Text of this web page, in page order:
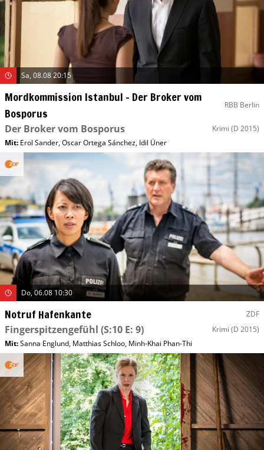
Sa, 08.08 20:15
Mordkommission Istanbul – Der Broker vom
Bosporus
RBB Berlin
Der Broker vom Bosporus Krimi (D 2015)
Mit: Erol Sander,Oscar Ortega Sánchez, Idil Üner
Do, 06.08 10:30
Notruf Hafenkante ZDF
Fingerspitzengefühl (S:10 E: 9) Krimi (D 2015)
Mit:Sanna Englund, Matthias Schloo, Minh-Khai Phan-Thi